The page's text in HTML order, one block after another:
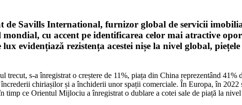
de Savills International, furnizor global de servicii
cu accent pe identificarea celor mai atractive
evidențiază rezistența acestei nișe la nivel global,
s-a înregistrat o creștere de 11%, piața din China reprezentând
chiriașilor și a închiderii unor spații comerciale. În Europa, în 2022
ce Orientul Mijlociu a înregistrat o dublare a cotei sale de piață la nivel